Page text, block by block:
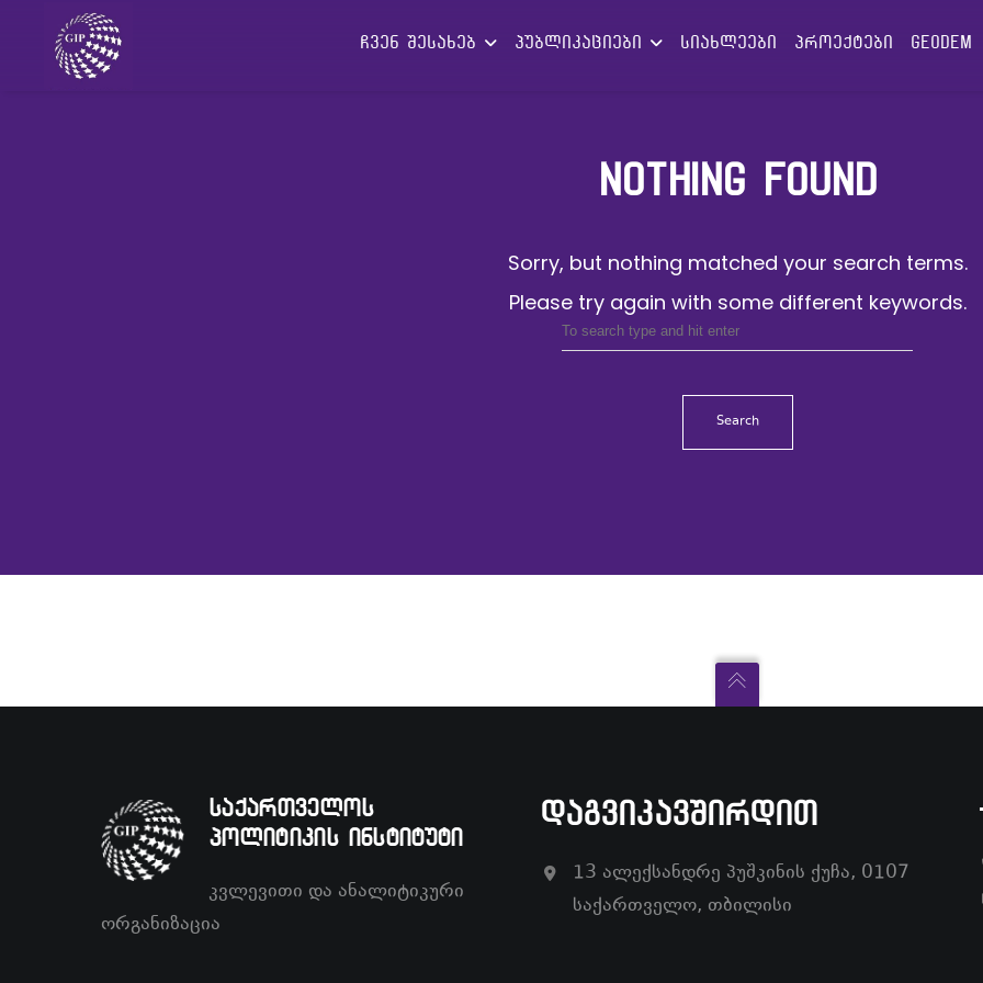
ჩვენ შესახებ პუბლიკაციები სიახლეები პროექტები GEODEM
NOTHING FOUND
Sorry, but nothing matched your search terms.
Please try again with some different keywords.
Search
საქართველოს
პოლიტიკის ინსტიტუტი
კვლევითი და ანალიტიკური
ორგანიზაცია
ᲓᲐᲒᲕᲘᲙᲐᲕᲨᲘᲠᲓᲘᲗ
13 ალექსანდრე პუშკინის ქუჩა, 0107
საქართველო, თბილისი